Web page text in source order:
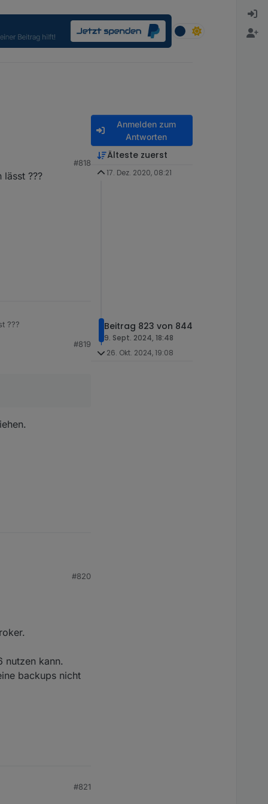
#818
???
???
#819
#820
nutzen kann.
backups nicht
#821
Anmelden zum
Antworten
Älteste zuerst
17. Dez. 2020, 08:21
Beitrag 823 von 844
9. Sept. 2024, 18:48
26. Okt. 2024, 19:08